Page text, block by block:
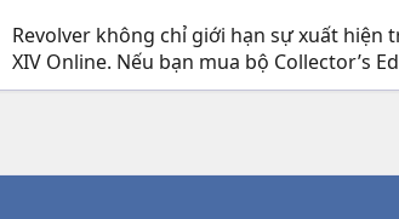
Revolver không chỉ giới hạn sự xuất hiện
XIV Online. Nếu bạn mua bộ Collector’s